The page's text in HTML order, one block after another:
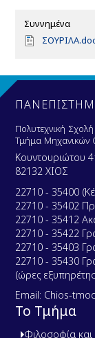
Συννημένα
D
u
e
n
t
Πολυτεχνική Σχολή
Τμήμα Μηχανικών
Κουντουριώτου
82132 ΧΙΟΣ
22710 - 35400
22710 - 35402
22710 - 35412
22710 - 35422
22710 - 35403
22710 - 35430
(ώρες
Email: Chios-
Το Τμήμα
Φιλοσοφία και